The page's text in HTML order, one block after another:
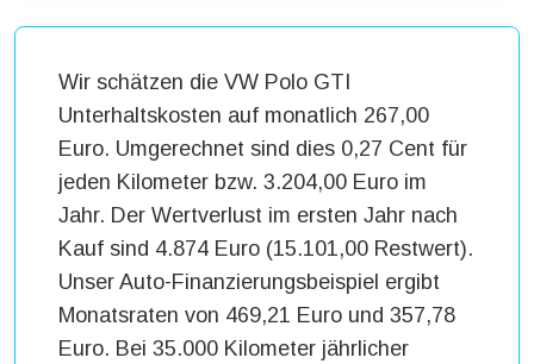
Wir schätzen die VW Polo GTI
Unterhaltskosten auf monatlich 267,00
Euro. Umgerechnet sind dies 0,27 Cent für
jeden Kilometer bzw. 3.204,00 Euro im
Jahr. Der Wertverlust im ersten Jahr nach
Kauf sind 4.874 Euro (15.101,00 Restwert).
Unser Auto-Finanzierungsbeispiel ergibt
Monatsraten von 469,21 Euro und 357,78
Euro. Bei 35.000 Kilometer jährlicher